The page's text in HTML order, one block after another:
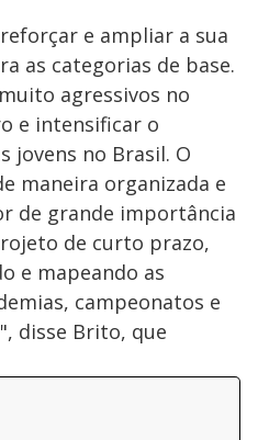
e ampliar a sua
as categorias de base.
agressivos no
e intensificar o
jovens no Brasil. O
maneira organizada e
de grande importância
de curto prazo,
e mapeando as
campeonatos e
disse Brito, que